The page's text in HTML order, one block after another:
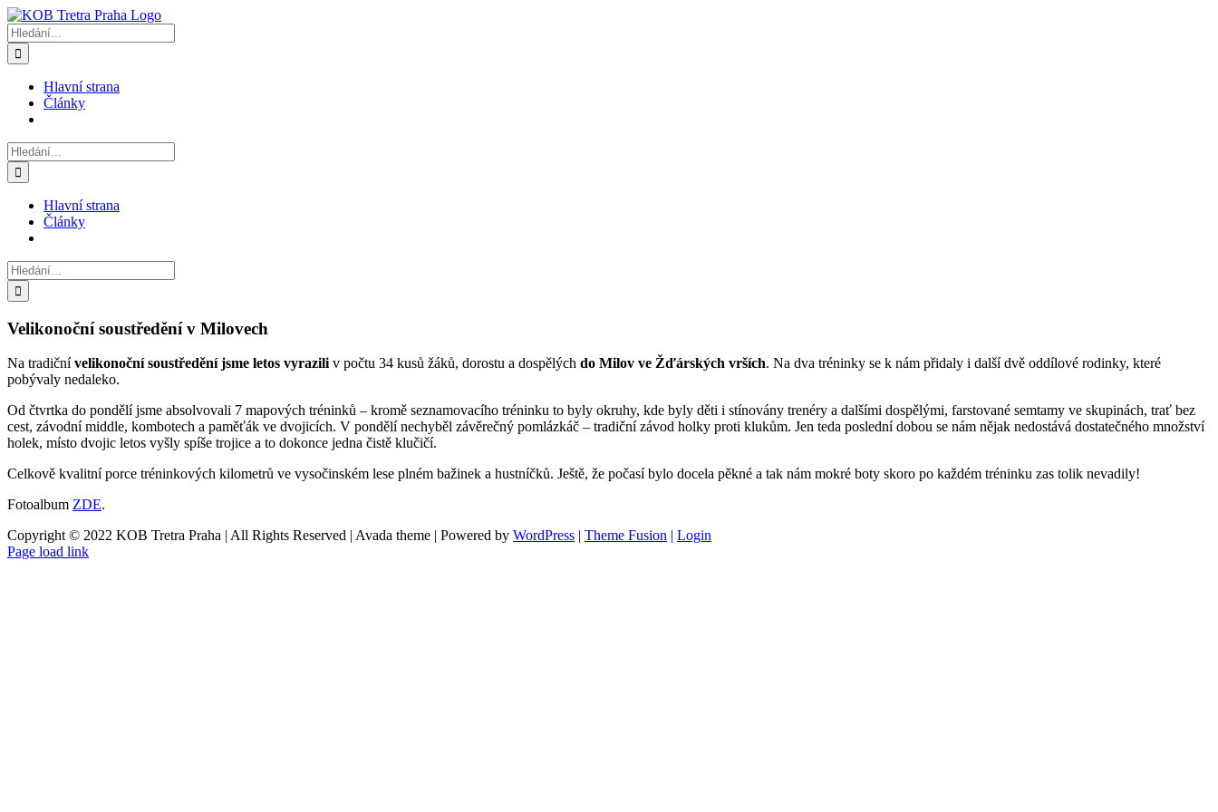
Přeskočit
na
obsah
Hledat:
Hlavní strana
Články
Hledat:
Hlavní strana
Články
Hledat:
Velikonoční soustředění v Milovech
Na tradičnívelikonoční soustředění jsme letos vyraziliv počtu 34 kusů žáků, dorostu a dospělých do Milov ve Žďárských vrších. Na dva tréninky se k nám přidaly i další dvě oddílové rodinky, které
pobývaly nedaleko.
Od čtvrtka do pondělí jsme absolvovali 7 mapových tréninků – kromě seznamovacího tréninku to byly okruhy, kde byly děti i stínovány trenéry a dalšími dospělými, farstované semtamy ve skupinách, trať bez
cest, závodní middle, kombotech a paměťák ve dvojicích. V pondělí nechyběl závěrečný pomlázkáč – tradiční závod holky proti klukům. Jen teda poslední dobou se nám nějak nedostává dostatečného množství
holek, místo dvojic letos vyšly spíše trojice a to dokonce jedna čistě klučičí.
Celkově kvalitní porce tréninkových kilometrů ve vysočinském lese plném bažinek a hustníčků. Ještě, že počasí bylo docela pěkné a tak nám mokré boty skoro po každém tréninku zas tolik nevadily!
Fotoalbum ZDE.
Copyright © 2022 KOB Tretra Praha | All Rights Reserved | Avada theme | Powered by WordPress | Theme Fusion | Login
Page load link